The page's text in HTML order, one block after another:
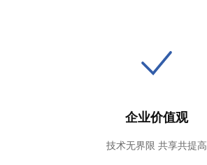
企业价值观
技术无界限 共享共提高